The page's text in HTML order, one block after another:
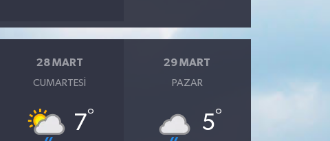
28 MART
CUMARTESI
7°
29 MART
PAZAR
5°